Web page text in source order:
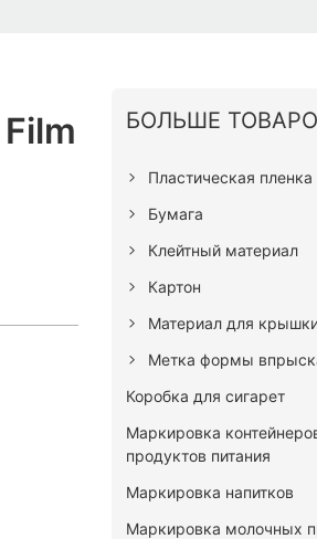
БОЛЬШЕ
Пластическая пленка
Бумага
Клейтный материал
Картон
Материал для
Метка формы
Коробка для сигарет
Маркировка
продуктов питания
Маркировка напитков
Маркировка молочных